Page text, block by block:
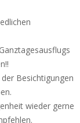
Besichtigungen
wieder gerne